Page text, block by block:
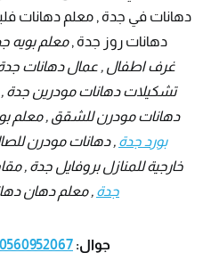
دهانات في جدة , معلم دهانات
دهانات روز جدة ,معلم بويه
غرف اطفال , عمال دهانات جدة ,
تشكيلات دهانات مودرين جدة
دهانات مودرن للشقق , معلم
بورد جدة , دهانات مودرن
خارجية للمنازل بروفايل جدة ,
جدة , معلم دهان
جوال: 0560952067